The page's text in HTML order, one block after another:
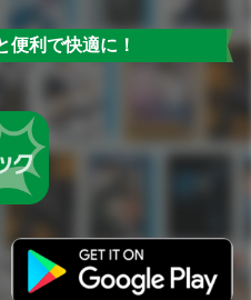
便利で快適に！